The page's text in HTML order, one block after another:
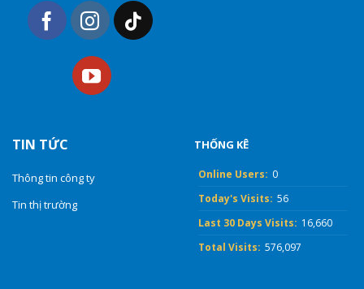
TIN TỨC
Thông tin công ty
Tin thị trường
THỐNG KÊ
Online Users: 0
Today's Visits: 56
Last 30 Days Visits: 16,660
Total Visits: 576,097